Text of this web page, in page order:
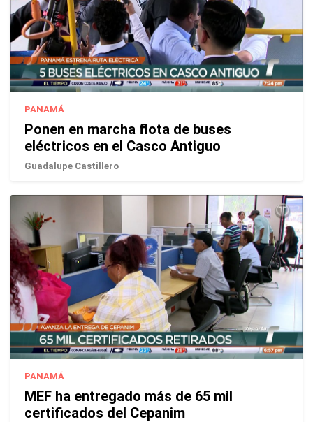
PANAMÁ
Ponen en marcha flota de buses
eléctricos en el Casco Antiguo
Guadalupe Castillero
PANAMÁ
MEF ha entregado más de 65 mil
certificados del Cepanim